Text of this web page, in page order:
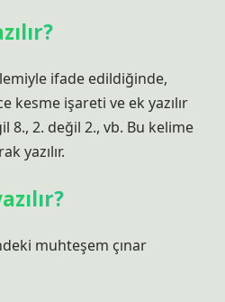
ifade edildiğinde,
kesme işareti ve ek yazılır
8., 2. değil 2., vb. Bu kelime
yazılır.
muhteşem çınar